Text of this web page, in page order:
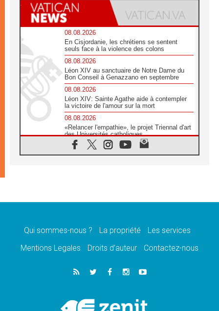
08.08.2026
En Cisjordanie, les chrétiens se sentent
seuls face à la violence des colons
08.08.2026
Léon XIV au sanctuaire de Notre Dame du
Bon Conseil à Genazzano en septembre
08.08.2026
Léon XIV: Sainte Agathe aide à contempler
la victoire de l'amour sur la mort
08.08.2026
«Relancer l'empathie», le projet Triennal d'art
des Universités catholiques
08.08.2026
Signis 2026, donner la parole aux religieuses
07.08.2026
07.08.2026
de l'Assomption et mémoire nationale
«La paix commence par l'empathie» estime
le cardinal Parolin
En Colombie, «la paix ne s'achète pas avec
une signature»
Qui sommes-nous ? La propriété
Les services
Mentions Legales
Droits d’auteur Contactez-nous